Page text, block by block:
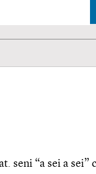
seni “a sei a sei”